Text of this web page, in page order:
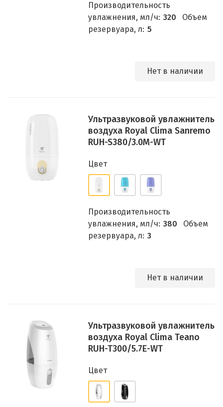
Производительность
увлажнения, мл/ч: 320
Объем
резервуара, л: 5
Нет в наличии
Ультразвуковой увлажнитель
воздуха Royal Clima Sanremo
RUH-S380/3.0M-WT
Цвет
Производительность
увлажнения, мл/ч: 380
Объем
резервуара, л: 3
Нет в наличии
Ультразвуковой увлажнитель
воздуха Royal Clima Teano
RUH-T300/5.7E-WT
Цвет